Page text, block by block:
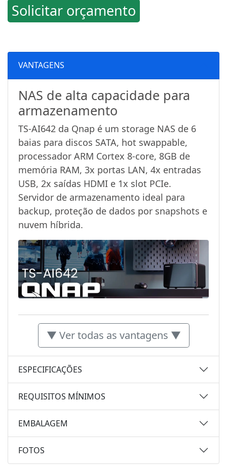
Solicitar orçamento
VANTAGENS
NAS de alta capacidade para
armazenamento
TS-AI642 da Qnap é um storage NAS de 6
baias para discos SATA, hot swappable,
processador ARM Cortex 8-core, 8GB de
memória RAM, 3x portas LAN, 4x entradas
USB, 2x saídas HDMI e 1x slot PCIe.
Servidor de armazenamento ideal para
backup, proteção de dados por snapshots e
nuvem híbrida.
▼ Ver todas as vantagens ▼
ESPECIFICAÇÕES
REQUISITOS MÍNIMOS
EMBALAGEM
FOTOS